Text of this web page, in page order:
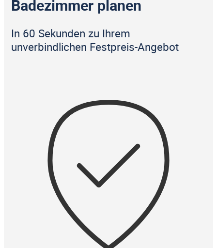
Badezimmer planen
In 60 Sekunden zu Ihrem
unverbindlichen Festpreis-Angebot